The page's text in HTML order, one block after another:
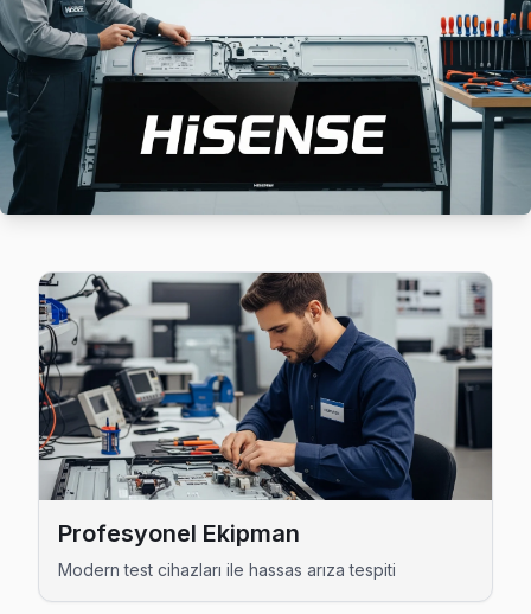
Tahtakale Hisense Servis
Tahtakale bölgesindeki Hisense kullanıcıları için haftanın
Avcılar Hisense Servis →
Üniversite Hisense Servis
Üniversite semtindeki Hisense TV sorunları için kapıya
Hisense Panel Değişimi →
Avcılar'da Yeşilkent bölgesindeki Hisense kullanıcılarına
Yeşilkent Hisense Anakart Tamiri →
Avcılar Hisense TV Servis Hizmet Bölgesi
Avcılar bölgesine kapıya gelen Hisense TV tamir servisi
Profesyonel Ekipman
Modern test cihazları ile hassas arıza tespiti